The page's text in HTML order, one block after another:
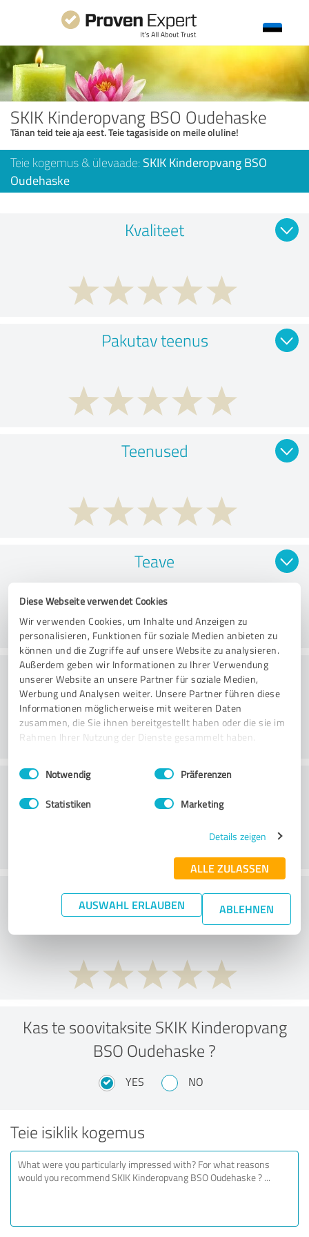
Diese Webseite verwendet Cookies
Wir verwenden Cookies, um Inhalte und Anzeigen zu
personalisieren, Funktionen für soziale Medien anbieten zu
können und die Zugriffe auf unsere Website zu analysieren.
Außerdem geben wir Informationen zu Ihrer Verwendung
unserer Website an unsere Partner für soziale Medien,
Werbung und Analysen weiter. Unsere Partner führen diese
Informationen möglicherweise mit weiteren Daten
zusammen, die Sie ihnen bereitgestellt haben oder die sie im
Rahmen Ihrer Nutzung der Dienste gesammelt haben.
Impressum Datenschutzbestimmungen
Einwilligungsauswahl
Notwendig Präferenzen
Statistiken Marketing
Details zeigen
ALLE ZULASSEN
AUSWAHL ERLAUBEN ABLEHNEN
SKIK Kinderopvang BSO Oudehaske
Tänan teid teie aja eest. Teie tagasiside on meile oluline!
Teie kogemus & ülevaade: SKIK Kinderopvang BSO
Oudehaske
Kvaliteet
Pakutav teenus
Teenused
Teave
Väärtus
Klienditeenindus
What do you think of the price to
performance ratio?
Kas te soovitaksite SKIK Kinderopvang
BSO Oudehaske ?
YES NO
Teie isiklik kogemus